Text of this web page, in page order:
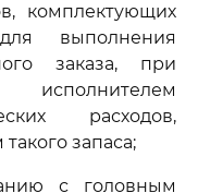
комплектующих
выполнения
заказа, при
исполнителем
расходов,
запаса;
с головным